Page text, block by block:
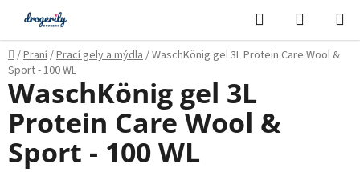
Přejít
obsah
Hledat
KOŠÍK
Domů
/Praní/Prací gely a mýdla/WaschKönig gel 3L Protein Care Wool &
Sport - 100 WL
WaschKönig gel 3L
Protein Care Wool &
Sport - 100 WL